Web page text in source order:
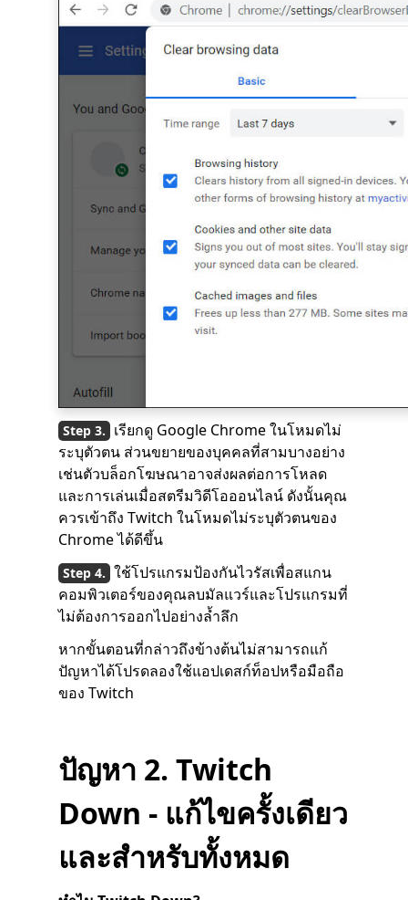
เรียกดู Google Chrome ในโหมดไม่
ระบุตัวตน ส่วนขยายของบุคคลที่สามบางอย่าง
เช่นตัวบล็อกโฆษณาอาจส่งผลต่อการโหลด
และการเล่นเมื่อสตรีมวิดีโอออนไลน์ ดังนั้นคุณ
ควรเข้าถึง Twitch ในโหมดไม่ระบุตัวตนของ
Chrome ได้ดีขึ้น
ใช้โปรแกรมป้องกันไวรัสเพื่อสแกน
คอมพิวเตอร์ของคุณลบมัลแวร์และโปรแกรมที่
ไม่ต้องการออกไปอย่างล้ำลึก
หากขั้นตอนที่กล่าวถึงข้างต้นไม่สามารถแก้
ปัญหาได้โปรดลองใช้แอปเดสก์ท็อปหรือมือถือ
ของ Twitch
ปัญหา 2. Twitch
Down - แก้ไขครั้งเดียว
และสำหรับทั้งหมด